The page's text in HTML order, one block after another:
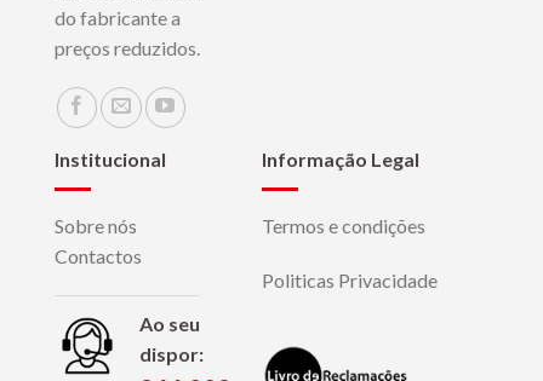
do fabricante a
preços reduzidos.
Institucional
Sobre nós
Contactos
Ao seu
dispor:
Informação Legal
Termos e condições
Politicas Privacidade